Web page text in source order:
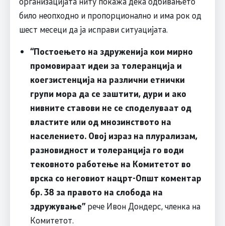
било неопходно и пропорционално и има рок од
шест месеци да ја исправи ситуацијата.
“Постоењето на здруженија кои мирно
промовираат идеи за толеранција и
коегзистенција на различни етнички
групи мора да се заштити, дури и ако
нивните ставови не се споделуваат од
властите или од мнозинството на
населението. Овој израз на плурализам,
разновидност и толеранција го води
тековното работење на Комитетот во
врска со неговиот нацрт-Општ коментар
бр. 38 за правото на слобода на
здружување”рече Ивон Дондерс, членка на
Комитетот.